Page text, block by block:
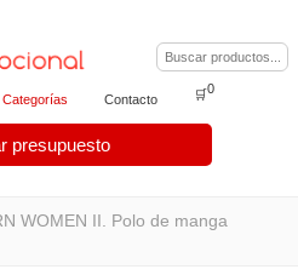
Categorías Contacto
presupuesto
🛒0
WOMEN II. Polo de manga